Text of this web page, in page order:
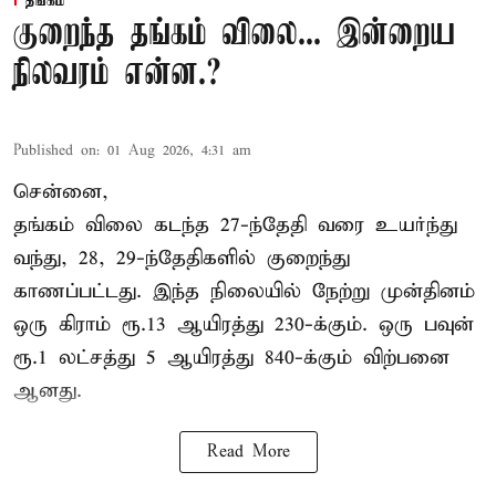
குறைந்த தங்கம் விலை... இன்றைய
நிலவரம் என்ன.?
Published on: 01 Aug 2026, 4:31 am
சென்னை,
தங்கம் விலை கடந்த 27-ந்தேதி வரை உயர்ந்து
வந்து, 28, 29-ந்தேதிகளில் குறைந்து
காணப்பட்டது. இந்த நிலையில் நேற்று முன்தினம்
ஒரு கிராம் ரூ.13 ஆயிரத்து 230-க்கும். ஒரு பவுன்
ரூ.1 லட்சத்து 5 ஆயிரத்து 840-க்கும் விற்பனை
ஆனது.
Read More